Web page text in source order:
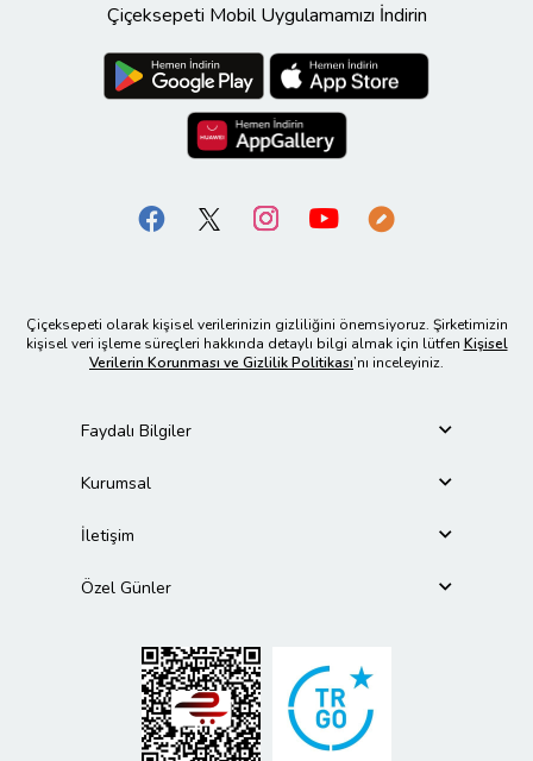
Çiçeksepeti Mobil Uygulamamızı İndirin
Çiçeksepeti olarak kişisel verilerinizin gizliliğini önemsiyoruz. Şirketimizin
kişisel veri işleme süreçleri hakkında detaylı bilgi almak için lütfen Kişisel
Verilerin Korunması ve Gizlilik Politikası’nı inceleyiniz.
Faydalı Bilgiler
Kurumsal
İletişim
Özel Günler